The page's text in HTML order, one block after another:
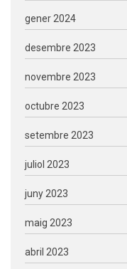
gener 2024
desembre 2023
novembre 2023
octubre 2023
setembre 2023
juliol 2023
juny 2023
maig 2023
abril 2023